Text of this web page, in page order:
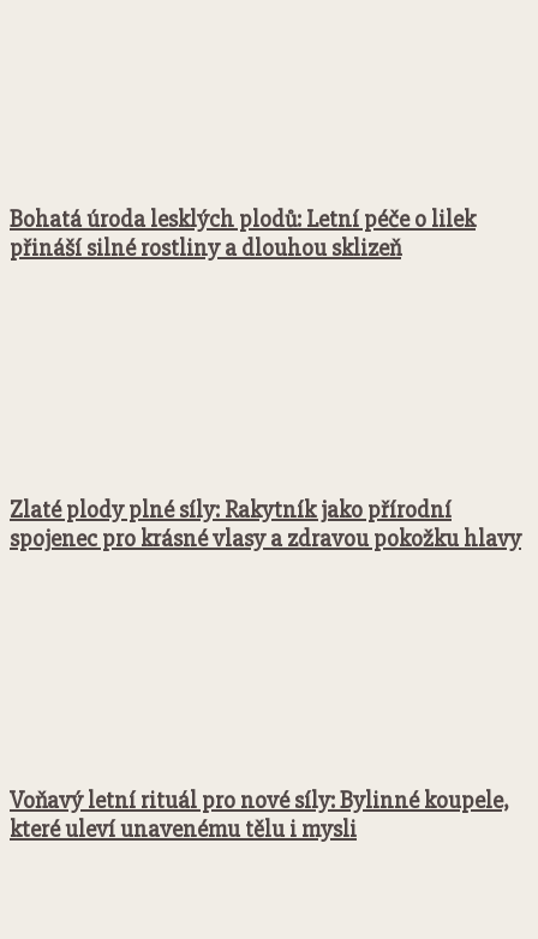
Bohatá úroda lesklých plodů: Letní péče o lilek
přináší silné rostliny a dlouhou sklizeň
Zlaté plody plné síly: Rakytník jako přírodní
spojenec pro krásné vlasy a zdravou pokožku hlavy
Voňavý letní rituál pro nové síly: Bylinné koupele,
které uleví unavenému tělu i mysli